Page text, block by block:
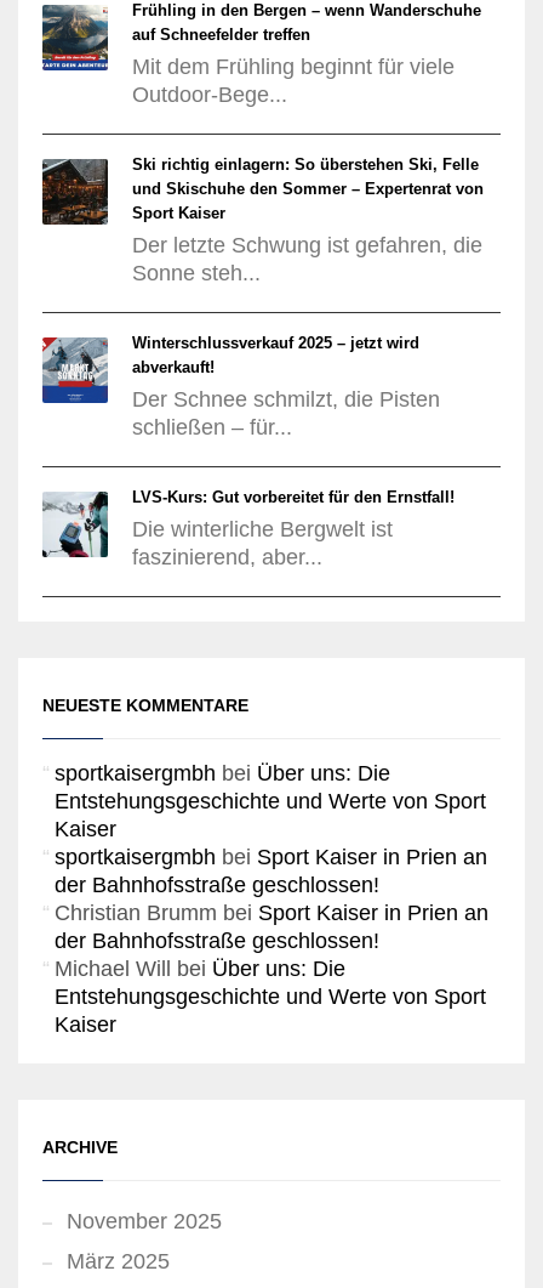
Frühling in den Bergen – wenn Wanderschuhe
auf Schneefelder treffen
Mit dem Frühling beginnt für viele
Outdoor-Bege...
Ski richtig einlagern: So überstehen Ski, Felle
und Skischuhe den Sommer – Expertenrat von
Sport Kaiser
Der letzte Schwung ist gefahren, die
Sonne steh...
Winterschlussverkauf 2025 – jetzt wird
abverkauft!
Der Schnee schmilzt, die Pisten
schließen – für...
LVS-Kurs: Gut vorbereitet für den Ernstfall!
Die winterliche Bergwelt ist
faszinierend, aber...
NEUESTE KOMMENTARE
sportkaisergmbh bei Über uns: Die
Entstehungsgeschichte und Werte von Sport
Kaiser
sportkaisergmbh bei Sport Kaiser in Prien an
der Bahnhofsstraße geschlossen!
Christian Brumm bei Sport Kaiser in Prien an
der Bahnhofsstraße geschlossen!
Michael Will
bei Über uns: Die
Entstehungsgeschichte und Werte von Sport
Kaiser
ARCHIVE
November 2025
März 2025